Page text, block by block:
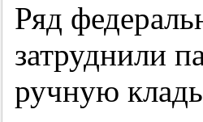
Ряд
затруднили
ручную